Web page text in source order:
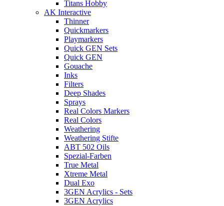
Titans Hobby
AK Interactive
Thinner
Quickmarkers
Playmarkers
Quick GEN Sets
Quick GEN
Gouache
Inks
Filters
Deep Shades
Sprays
Real Colors Markers
Real Colors
Weathering
Weathering Stifte
ABT 502 Oils
Spezial-Farben
True Metal
Xtreme Metal
Dual Exo
3GEN Acrylics - Sets
3GEN Acrylics